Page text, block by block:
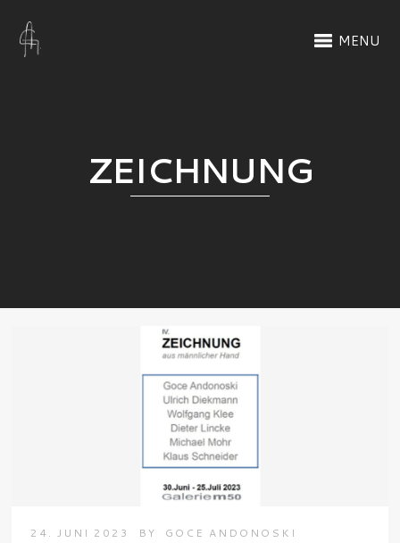
MENU
ZEICHNUNG
24. JUNI 2023 BY GOCE ANDONOSKI